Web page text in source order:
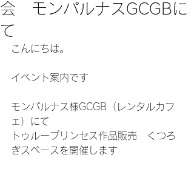
会 モンパルナスGCGBに
て
こんにちは。
イベント案内です
モンパルナス様GCGB（レンタルカフ
ェ）にて
トゥループリンセス作品販売　くつろ
ぎスペースを開催します